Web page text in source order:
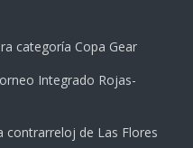
categoría Copa Gear
Integrado Rojas-
contrarreloj de Las Flores